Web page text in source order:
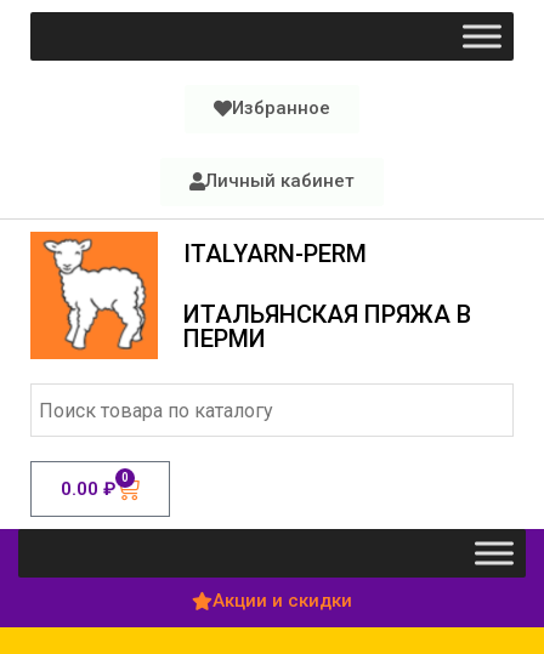
Избранное
Личный кабинет
ITALYARN-PERM
ИТАЛЬЯНСКАЯ ПРЯЖА В
ПЕРМИ
0.00 ₽ 0
Акции и скидки